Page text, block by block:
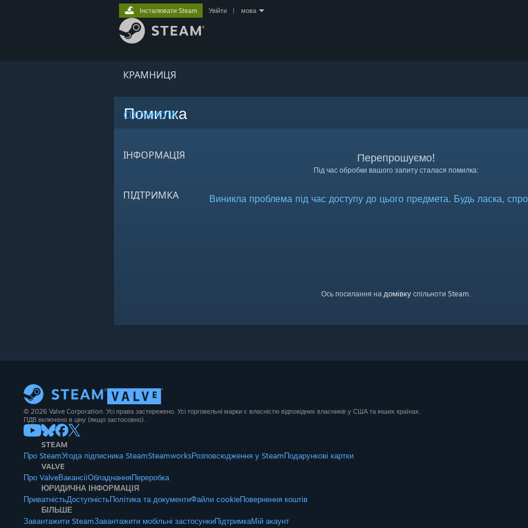
КРАМНИЦЯ
СПІЛЬНОТА
ІНФОРМАЦІЯ
ПІДТРИМКА
Інсталювати Steam Увійти мова
Помилка
Перепрошуємо!
Під час обробки вашого запиту сталася помилка:
Виникла проблема під час доступу до цього предмета. Будь ласка,
Ось посилання на домівку спільноти Steam.
© 2026 Valve Corporation. Усі права застережено. Усі торговельні марки є власністю відповідних власників у США та інших країнах.
ПДВ включено в ціну (якщо застосовно).
STEAM
Про SteamУгода підписника SteamSteamworksРозповсюдження у SteamПодарункові картки
VALVE
Про ValveВакансіїОбладнанняПереробка
ЮРИДИЧНА ІНФОРМАЦІЯ
ПриватністьДоступністьПолітика та документиФайли cookieПовернення коштів
БІЛЬШЕ
Завантажити SteamЗавантажити мобільні застосункиПідтримкаМій акаунт